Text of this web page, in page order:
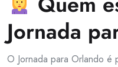
Jornada
O Jornada para Orlando é